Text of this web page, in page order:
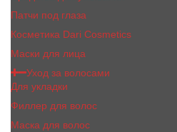
Патчи под глаза
Косметика Dari Cosmetics
Маски для лица
Уход за волосами
Для укладки
Филлер для волос
Маска для волос